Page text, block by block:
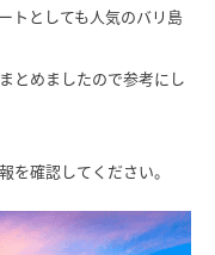
トとしても人気のバリ島
とめましたので参考にし
確認してください。